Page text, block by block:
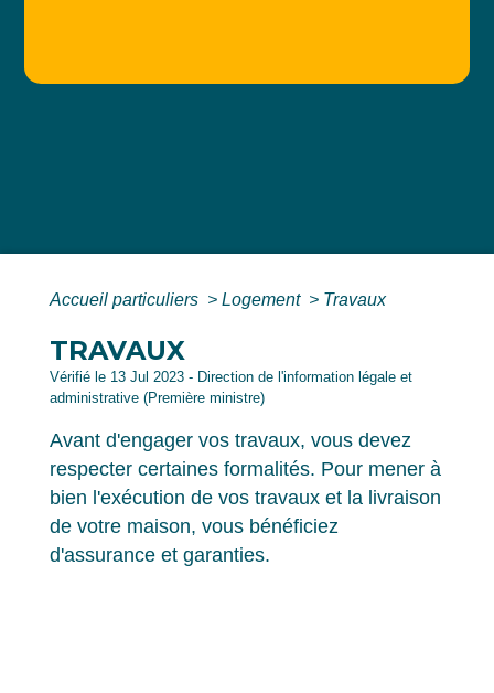
Accueil particuliers > Logement > Travaux
TRAVAUX
Vérifié le 13 Jul 2023 - Direction de l'information légale et
administrative (Première ministre)
Avant d'engager vos travaux, vous devez
respecter certaines formalités. Pour mener à
bien l'exécution de vos travaux et la livraison
de votre maison, vous bénéficiez
d'assurance et garanties.